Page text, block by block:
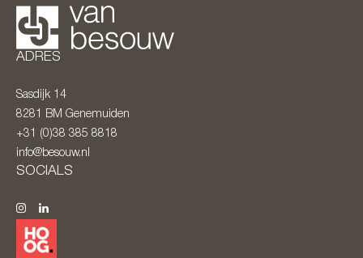
ADRES
Sasdijk 14
8281 BM Genemuiden
+31 (0)38 385 8818
info@besouw.nl
SOCIALS